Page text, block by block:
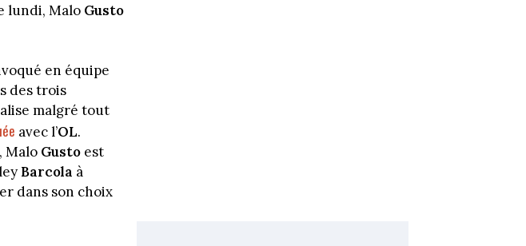
lundi, Malo Gusto
en équipe
des trois
malgré tout
avec l’OL.
Malo Gusto est
Barcola à
dans son choix